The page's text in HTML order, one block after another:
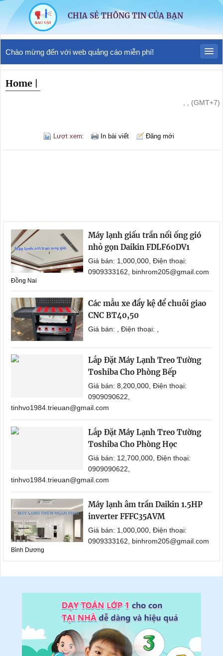
CHIA SẺ THÔNG TIN CỦA BẠN
Chào mừng đến với web quảng cáo miễn phí!
Home
, , (GMT+7)
Lượt xem: In bài viết Đăng mới
Máy lạnh giấu trần nối ống gió
nhỏ gọn Daikin FDLF60DV1
Giá bán: 1,000,000, Điện thoại:
0909333162, binhrom205@gmail.com
Đồng Nai
Các mẫu xe đẩy kệ để chuôi giao
CNC BT40,50
Giá bán: , Điện thoại: ,
Lắp Đặt Máy Lạnh Treo Tường
Toshiba Cho Phòng Bếp
Giá bán: 8,200,000, Điện thoại:
0909090622,
tinhvo1984.trieuan@gmail.com
Lắp Đặt Máy Lạnh Treo Tường
Toshiba Cho Phòng Học
Giá bán: 12,700,000, Điện thoại:
0909090622,
tinhvo1984.trieuan@gmail.com
Máy lạnh âm trần Daikin 1.5HP
inverter FFFC35AVM
Giá bán: 1,000,000, Điện thoại:
0909333162, binhrom205@gmail.com
Bình Dương